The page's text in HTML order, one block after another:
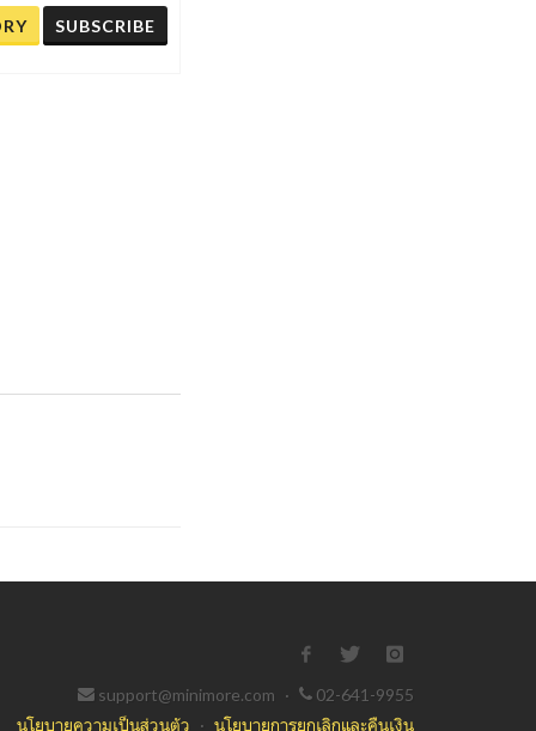
SUBSCRIBE
support@minimore.com ·
02-641-9955
นโยบายความเป็นส่วนตัว · นโยบายการยกเลิกและคืนเงิน